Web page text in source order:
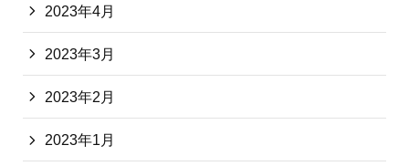
2023年4月
2023年3月
2023年2月
2023年1月